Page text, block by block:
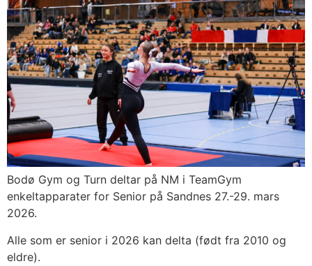
Bodø Gym og Turn deltar på NM i TeamGym
enkeltapparater for Senior på Sandnes 27.-29. mars
2026.
Alle som er senior i 2026 kan delta (født fra 2010 og
eldre).​